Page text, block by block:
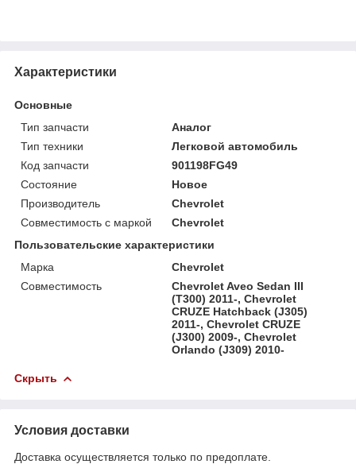
Характеристики
Основные
Тип запчасти
Аналог
Тип техники
Легковой автомобиль
Код запчасти
901198FG49
Состояние
Новое
Производитель
Chevrolet
Совместимость с маркой
Chevrolet
Пользовательские характеристики
Марка
Chevrolet
Совместимость
Chevrolet Aveo Sedan III
(T300) 2011-, Chevrolet
CRUZE Hatchback (J305)
2011-, Chevrolet CRUZE
(J300) 2009-, Chevrolet
Orlando (J309) 2010-
Скрыть
Условия доставки
Доставка осуществляется только по предоплате.